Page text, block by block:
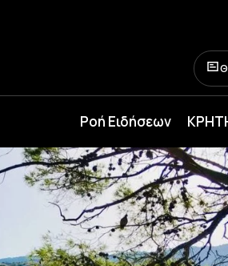
Ροή Ειδήσεων